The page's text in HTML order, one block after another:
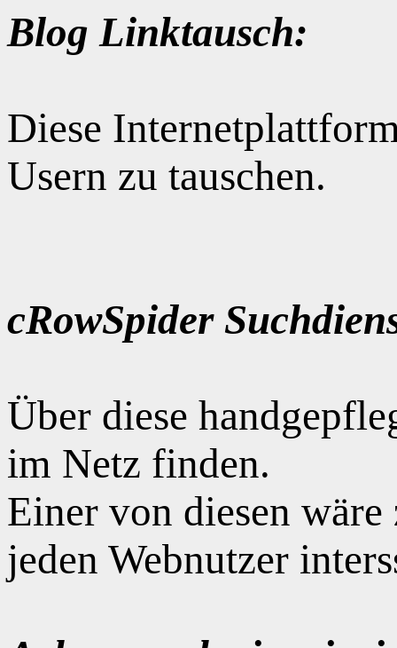
Blog Linktausch:
Diese
Usern zu tauschen.
cRowSpider
Über diese
im Netz finden.
Einer von diesen
jeden Webnutzer